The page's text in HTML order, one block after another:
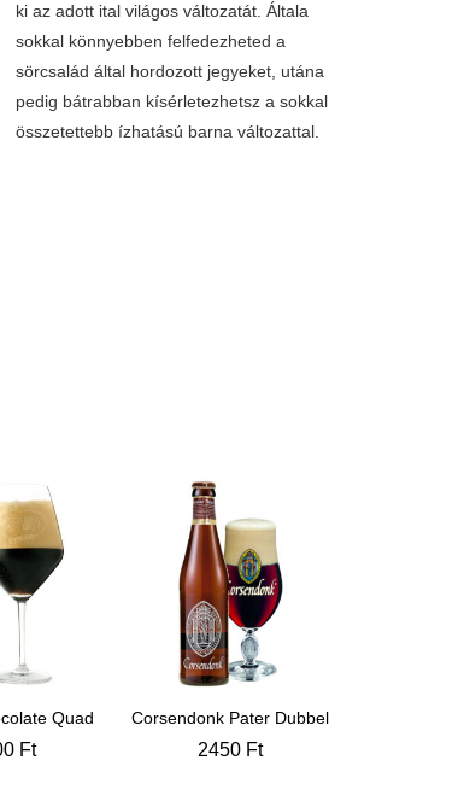
ki az adott ital világos változatát. Általa
sokkal könnyebben felfedezheted a
sörcsalád által hordozott jegyeket, utána
pedig bátrabban kísérletezhetsz a sokkal
összetettebb ízhatású barna változattal.
Quad
Ft
Corsendonk Pater Dubbel
2450 Ft